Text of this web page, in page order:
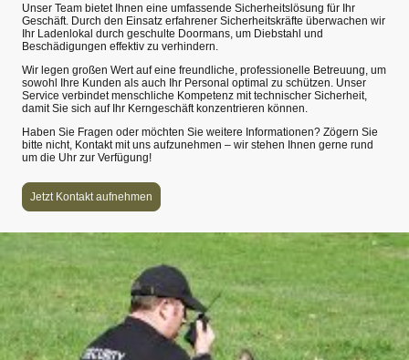
Unser Team bietet Ihnen eine umfassende Sicherheitslösung für Ihr
Geschäft. Durch den Einsatz erfahrener Sicherheitskräfte überwachen wir
Ihr Ladenlokal durch geschulte Doormans, um Diebstahl und
Beschädigungen effektiv zu verhindern.
Wir legen großen Wert auf eine freundliche, professionelle Betreuung, um
sowohl Ihre Kunden als auch Ihr Personal optimal zu schützen. Unser
Service verbindet menschliche Kompetenz mit technischer Sicherheit,
damit Sie sich auf Ihr Kerngeschäft konzentrieren können.
Haben Sie Fragen oder möchten Sie weitere Informationen? Zögern Sie
bitte nicht, Kontakt mit uns aufzunehmen – wir stehen Ihnen gerne rund
um die Uhr zur Verfügung!
Jetzt Kontakt aufnehmen